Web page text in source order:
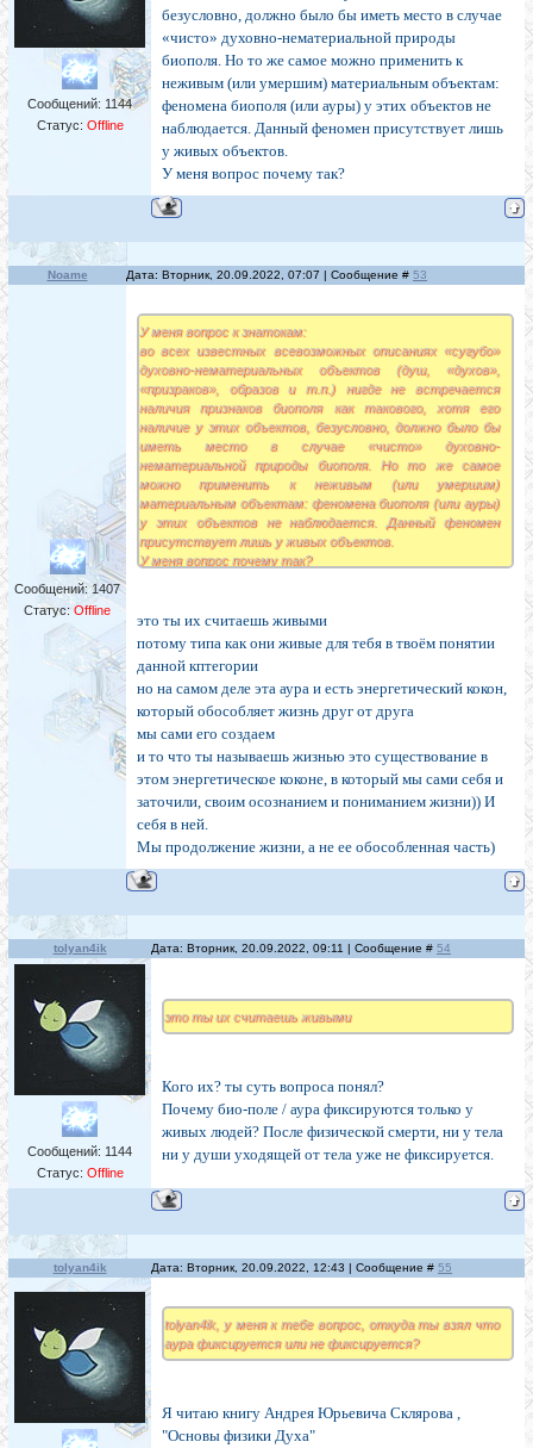
Сообщений: 1144
Статус: Offline
безусловно, должно было бы иметь место в случае
«чисто» духовно-нематериальной природы
биополя. Но то же самое можно применить к
неживым (или умершим) материальным объектам:
феномена биополя (или ауры) у этих объектов не
наблюдается. Данный феномен присутствует лишь
у живых объектов.
У меня вопрос почему так?
Noame Дата: Вторник, 20.09.2022, 07:07 | Сообщение # 53
Сообщений:1407
Статус: Offline
У меня вопрос к знатокам:
во всех известных всевозможных описаниях «сугубо»
духовно-нематериальных объектов (душ, «духов»,
«призраков», образов и т.п.) нигде не встречается
наличия признаков биополя как такового, хотя его
наличие у этих объектов, безусловно, должно было бы
иметь место в случае «чисто» духовно-
нематериальной природы биополя. Но то же самое
можно применить к неживым (или умершим)
материальным объектам: феномена биополя (или ауры)
у этих объектов не наблюдается. Данный феномен
присутствует лишь у живых объектов.
У меня вопрос почему так?
это ты их считаешь живыми
потому типа как они живые для тебя в твоём понятии
данной кптегории
но на самом деле эта аура и есть энергетический кокон,
который обособляет жизнь друг от друга
мы сами его создаем
и то что ты называешь жизнью это существование в
этом энергетическое коконе, в который мы сами себя и
заточили, своим осознанием и пониманием жизни)) И
себя в ней.
Мы продолжение жизни, а не ее обособленная часть)
tolyan4ik Дата: Вторник, 20.09.2022, 09:11 | Сообщение # 54
Сообщений: 1144
Статус: Offline
это ты их считаешь живыми
Кого их? ты суть вопроса понял?
Почему био-поле / аура фиксируются только у
живых людей? После физической смерти, ни у тела
ни у души уходящей от тела уже не фиксируется.
tolyan4ik Дата: Вторник, 20.09.2022, 12:43 | Сообщение # 55
tolyan4ik, у меня к тебе вопрос, откуда ты взял что
аура фиксируется или не фиксируется?
Я читаю книгу Андрея Юрьевича Склярова ,
"Основы физики Духа"